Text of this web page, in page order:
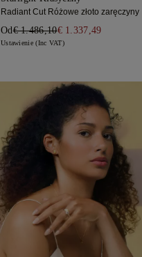
Radiant Cut Różowe złoto zaręczyny
Od€ 1.486,10€ 1.337,49
Ustawienie (Inc VAT)